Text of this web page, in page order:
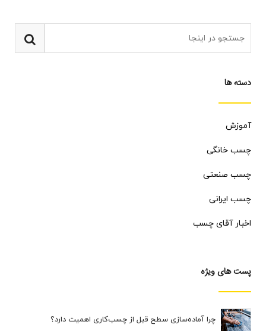
دسته ها
آموزش
چسب خانگی
چسب صنعتی
چسب ایرانی
اخبار آقای چسب
پست های ویژه
چرا آماده‌سازی سطح قبل از چسب‌کاری اهمیت دارد؟